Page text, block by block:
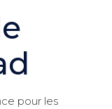
pour les